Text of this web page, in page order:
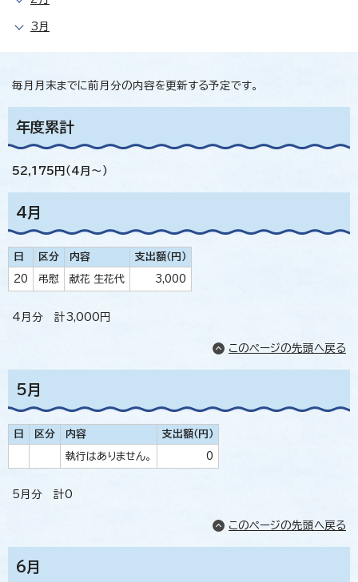
3月
毎月月末までに前月分の内容を更新する予定です。
年度累計
52,175円（4月～）
4月
日 区分 内容 支出額（円）
20 弔慰 献花 生花代 3,000
4月分 計3,000円
このページの先頭へ戻る
5月
日 区分 内容 支出額（円）
執行はありません。 0
5月分 計0
このページの先頭へ戻る
6月